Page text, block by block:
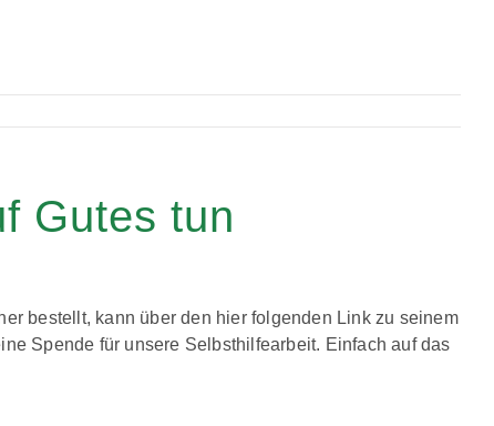
Gutes tun
bestellt, kann über den hier folgenden Link zu seinem
Spende für unsere Selbsthilfearbeit. Einfach auf das